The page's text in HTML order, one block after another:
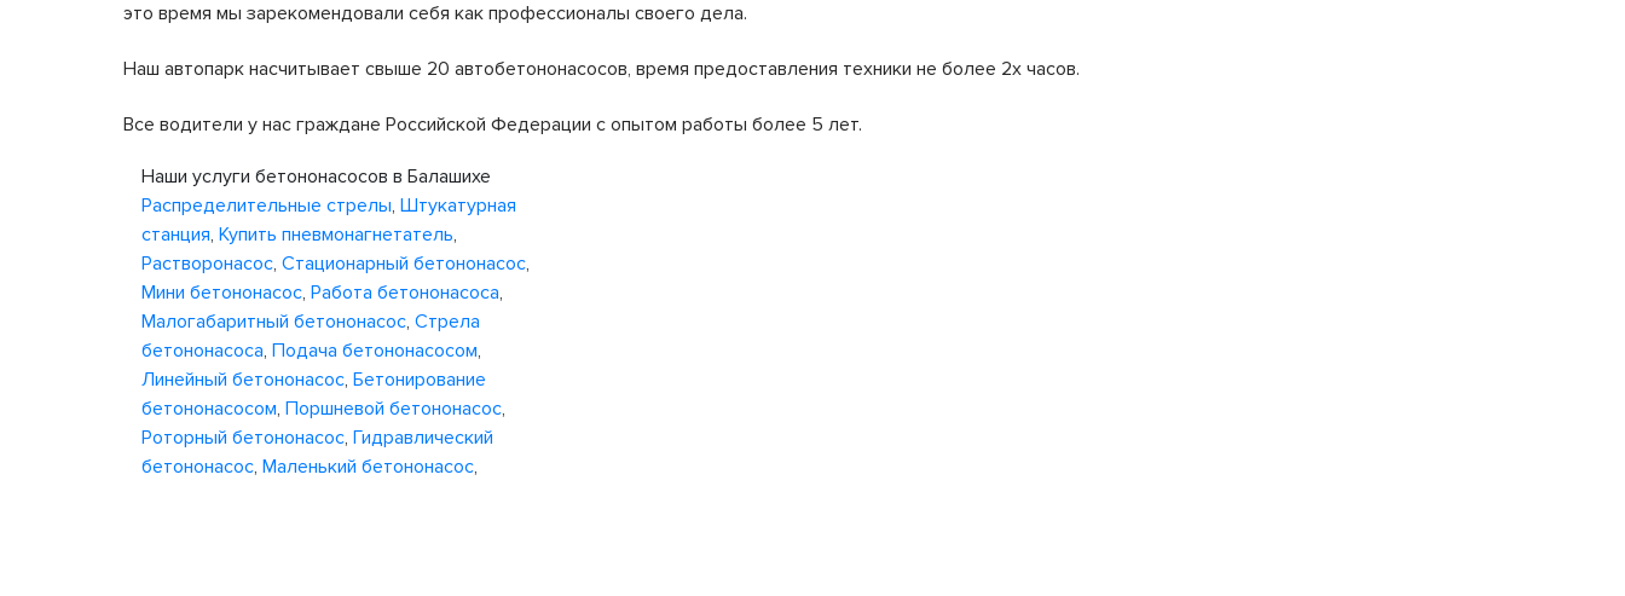
это время мы зарекомендовали себя как профессионалы своего дела.
Наш автопарк насчитывает свыше 20 автобетононасосов, время предоставления техники не более 2х часов.
Все водители у нас граждане Российской Федерации с опытом работы более 5 лет.
Наши услуги бетононасосов в Балашихе
Распределительные стрелы, Штукатурная
станция, Купить пневмонагнетатель,
Растворонасос, Стационарный бетононасос,
Мини бетононасос, Работа бетононасоса,
Малогабаритный бетононасос, Стрела
бетононасоса, Подача бетононасосом,
Линейный бетононасос, Бетонирование
бетононасосом, Поршневой бетононасос,
Роторный бетононасос, Гидравлический
бетононасос, Маленький бетононасос,